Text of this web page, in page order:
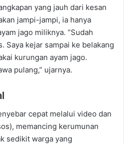
yang jauh dari kesan
jampi-jampi, ia hanya
jago miliknya. “Sudah
Saya kejar sampai ke belakang
kurungan ayam jago.
pulang,” ujarnya.
cepat melalui video dan
memancing kerumunan
sedikit warga yang